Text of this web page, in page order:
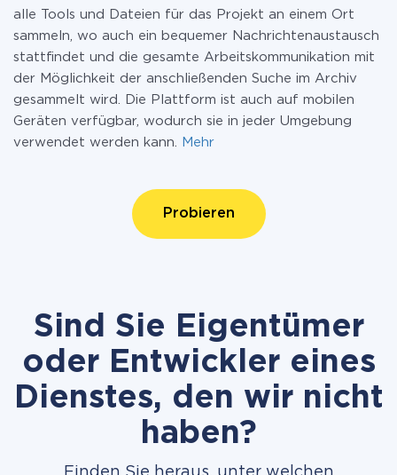
alle Tools und Dateien für das Projekt an einem Ort
sammeln, wo auch ein bequemer Nachrichtenaustausch
stattfindet und die gesamte Arbeitskommunikation mit
der Möglichkeit der anschließenden Suche im Archiv
gesammelt wird. Die Plattform ist auch auf mobilen
Geräten verfügbar, wodurch sie in jeder Umgebung
verwendet werden kann.
Mehr
Probieren
Sind Sie Eigentümer
oder Entwickler eines
Dienstes, den wir nicht
haben?